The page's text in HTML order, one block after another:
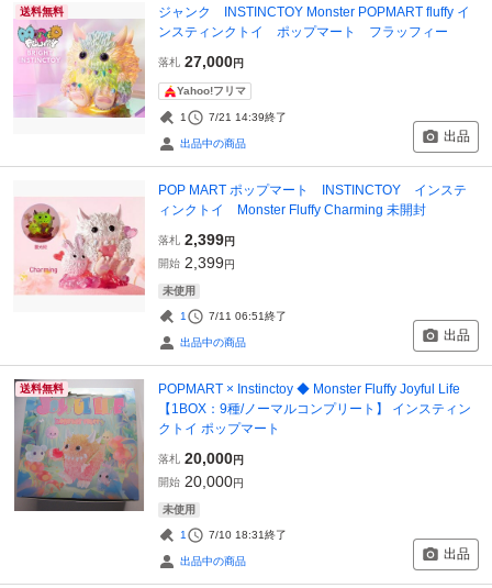
送料無料
ジャンク INSTINCTOY Monster POPMART fluffy イ
ンスティンクトイ ポップマート フラッフィー
落札 27,000円
Yahoo!フリマ
1 7/21 14:39終了
出品中の商品 出品
POP MART ポップマート INSTINCTOY インステ
ィンクトイ Monster Fluffy Charming 未開封
落札 2,399円
開始 2,399円
未使用
1 7/11 06:51終了
出品中の商品 出品
送料無料
POPMART × Instinctoy ◆ Monster Fluffy Joyful Life
【1BOX：9種/ノーマルコンプリート】 インスティン
クトイ ポップマート
落札 20,000円
開始 20,000円
未使用
1 7/10 18:31終了
出品中の商品 出品